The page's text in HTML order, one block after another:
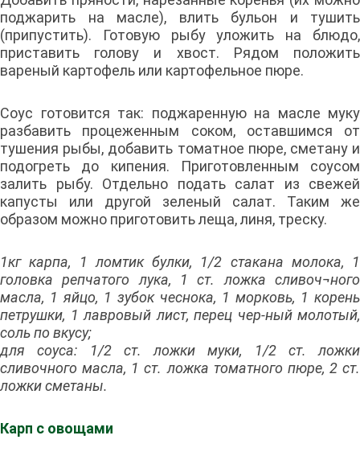
поджарить на масле), влить бульон и тушить
(припустить). Готовую рыбу уложить на блюдо,
приставить голову и хвост. Рядом положить
вареный картофель или картофельное пюре.
Соус готовится так: поджаренную на масле муку
разбавить процеженным соком, оставшимся от
тушения рыбы, добавить томатное пюре, сметану и
подогреть до кипения. Приготовленным соусом
залить рыбу. Отдельно подать салат из свежей
капусты или другой зеленый салат. Таким же
образом можно приготовить леща, линя, треску.
1кг карпа, 1 ломтик булки, 1/2 стакана молока, 1
головка репчатого лука, 1 ст. ложка сливоч¬ного
масла, 1 яйцо, 1 зубок чеснока, 1 морковь, 1 корень
петрушки, 1 лавровый лист, перец чер-ный молотый,
соль по вкусу;
для соуса: 1/2 ст. ложки муки, 1/2 ст. ложки
сливочного масла, 1 ст. ложка томатного пюре, 2 ст.
ложки сметаны.
Карп с овощами